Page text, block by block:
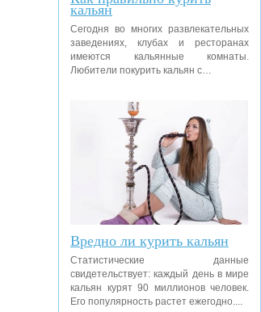
кальян
Сегодня во многих развлекательных
заведениях, клубах и ресторанах
имеются кальянные комнаты.
Любители покурить кальян с…
Вредно ли курить кальян
Статистические данные
свидетельствует: каждый день в мире
кальян курят 90 миллионов человек.
Его популярность растет ежегодно....